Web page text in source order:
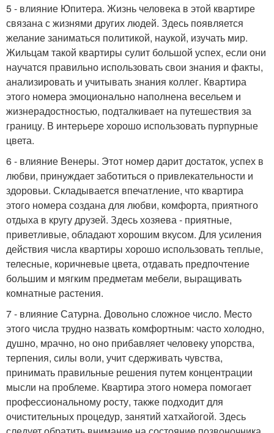
5 - влияние Юпитера. Жизнь человека в этой квартире
связана с жизнями других людей. Здесь появляется
желание заниматься политикой, наукой, изучать мир.
Жильцам такой квартиры сулит большой успех, если они
научатся правильно использовать свои знания и факты,
анализировать и учитывать знания коллег. Квартира
этого номера эмоционально наполнена весельем и
жизнерадостностью, подталкивает на путешествия за
границу. В интерьере хорошо использовать пурпурные
цвета.
6 - влияние Венеры. Этот номер дарит достаток, успех в
любви, принуждает заботиться о привлекательности и
здоровьи. Складывается впечатление, что квартира
этого номера создана для любви, комфорта, приятного
отдыха в кругу друзей. Здесь хозяева - приятные,
приветливые, обладают хорошим вкусом. Для усиления
действия числа квартиры хорошо использовать теплые,
телесные, коричневые цвета, отдавать предпочтение
большим и мягким предметам мебели, выращивать
комнатные растения.
7 - влияние Сатурна. Довольно сложное число. Место
этого числа трудно назвать комфортным: часто холодно,
душно, мрачно, но оно прибавляет человеку упорства,
терпения, силы воли, учит сдерживать чувства,
принимать правильные решения путем концентрации
мысли на проблеме. Квартира этого номера помогает
профессиональному росту, также подходит для
очистительных процедур, занятий хатхайогой. Здесь